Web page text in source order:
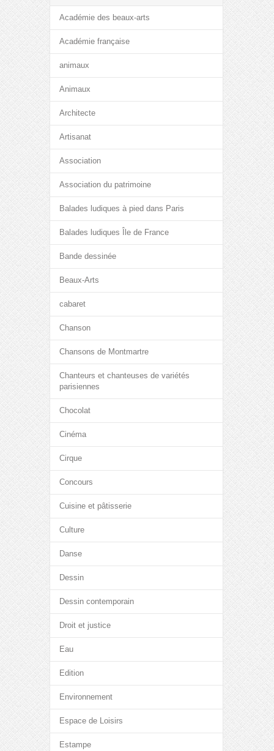
Académie des beaux-arts
Académie française
animaux
Animaux
Architecte
Artisanat
Association
Association du patrimoine
Balades ludiques à pied dans Paris
Balades ludiques Île de France
Bande dessinée
Beaux-Arts
cabaret
Chanson
Chansons de Montmartre
Chanteurs et chanteuses de variétés
parisiennes
Chocolat
Cinéma
Cirque
Concours
Cuisine et pâtisserie
Culture
Danse
Dessin
Dessin contemporain
Droit et justice
Eau
Edition
Environnement
Espace de Loisirs
Estampe